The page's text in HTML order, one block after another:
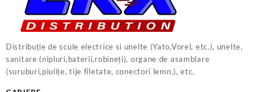
Distribuție de scule electrice si unelte (Yato,Vorel, etc.), unelte,
sanitare (nipluri,baterii,robineți), organe de asamblare
(suruburi,piulițe, tije filetate, conectori lemn.), etc.